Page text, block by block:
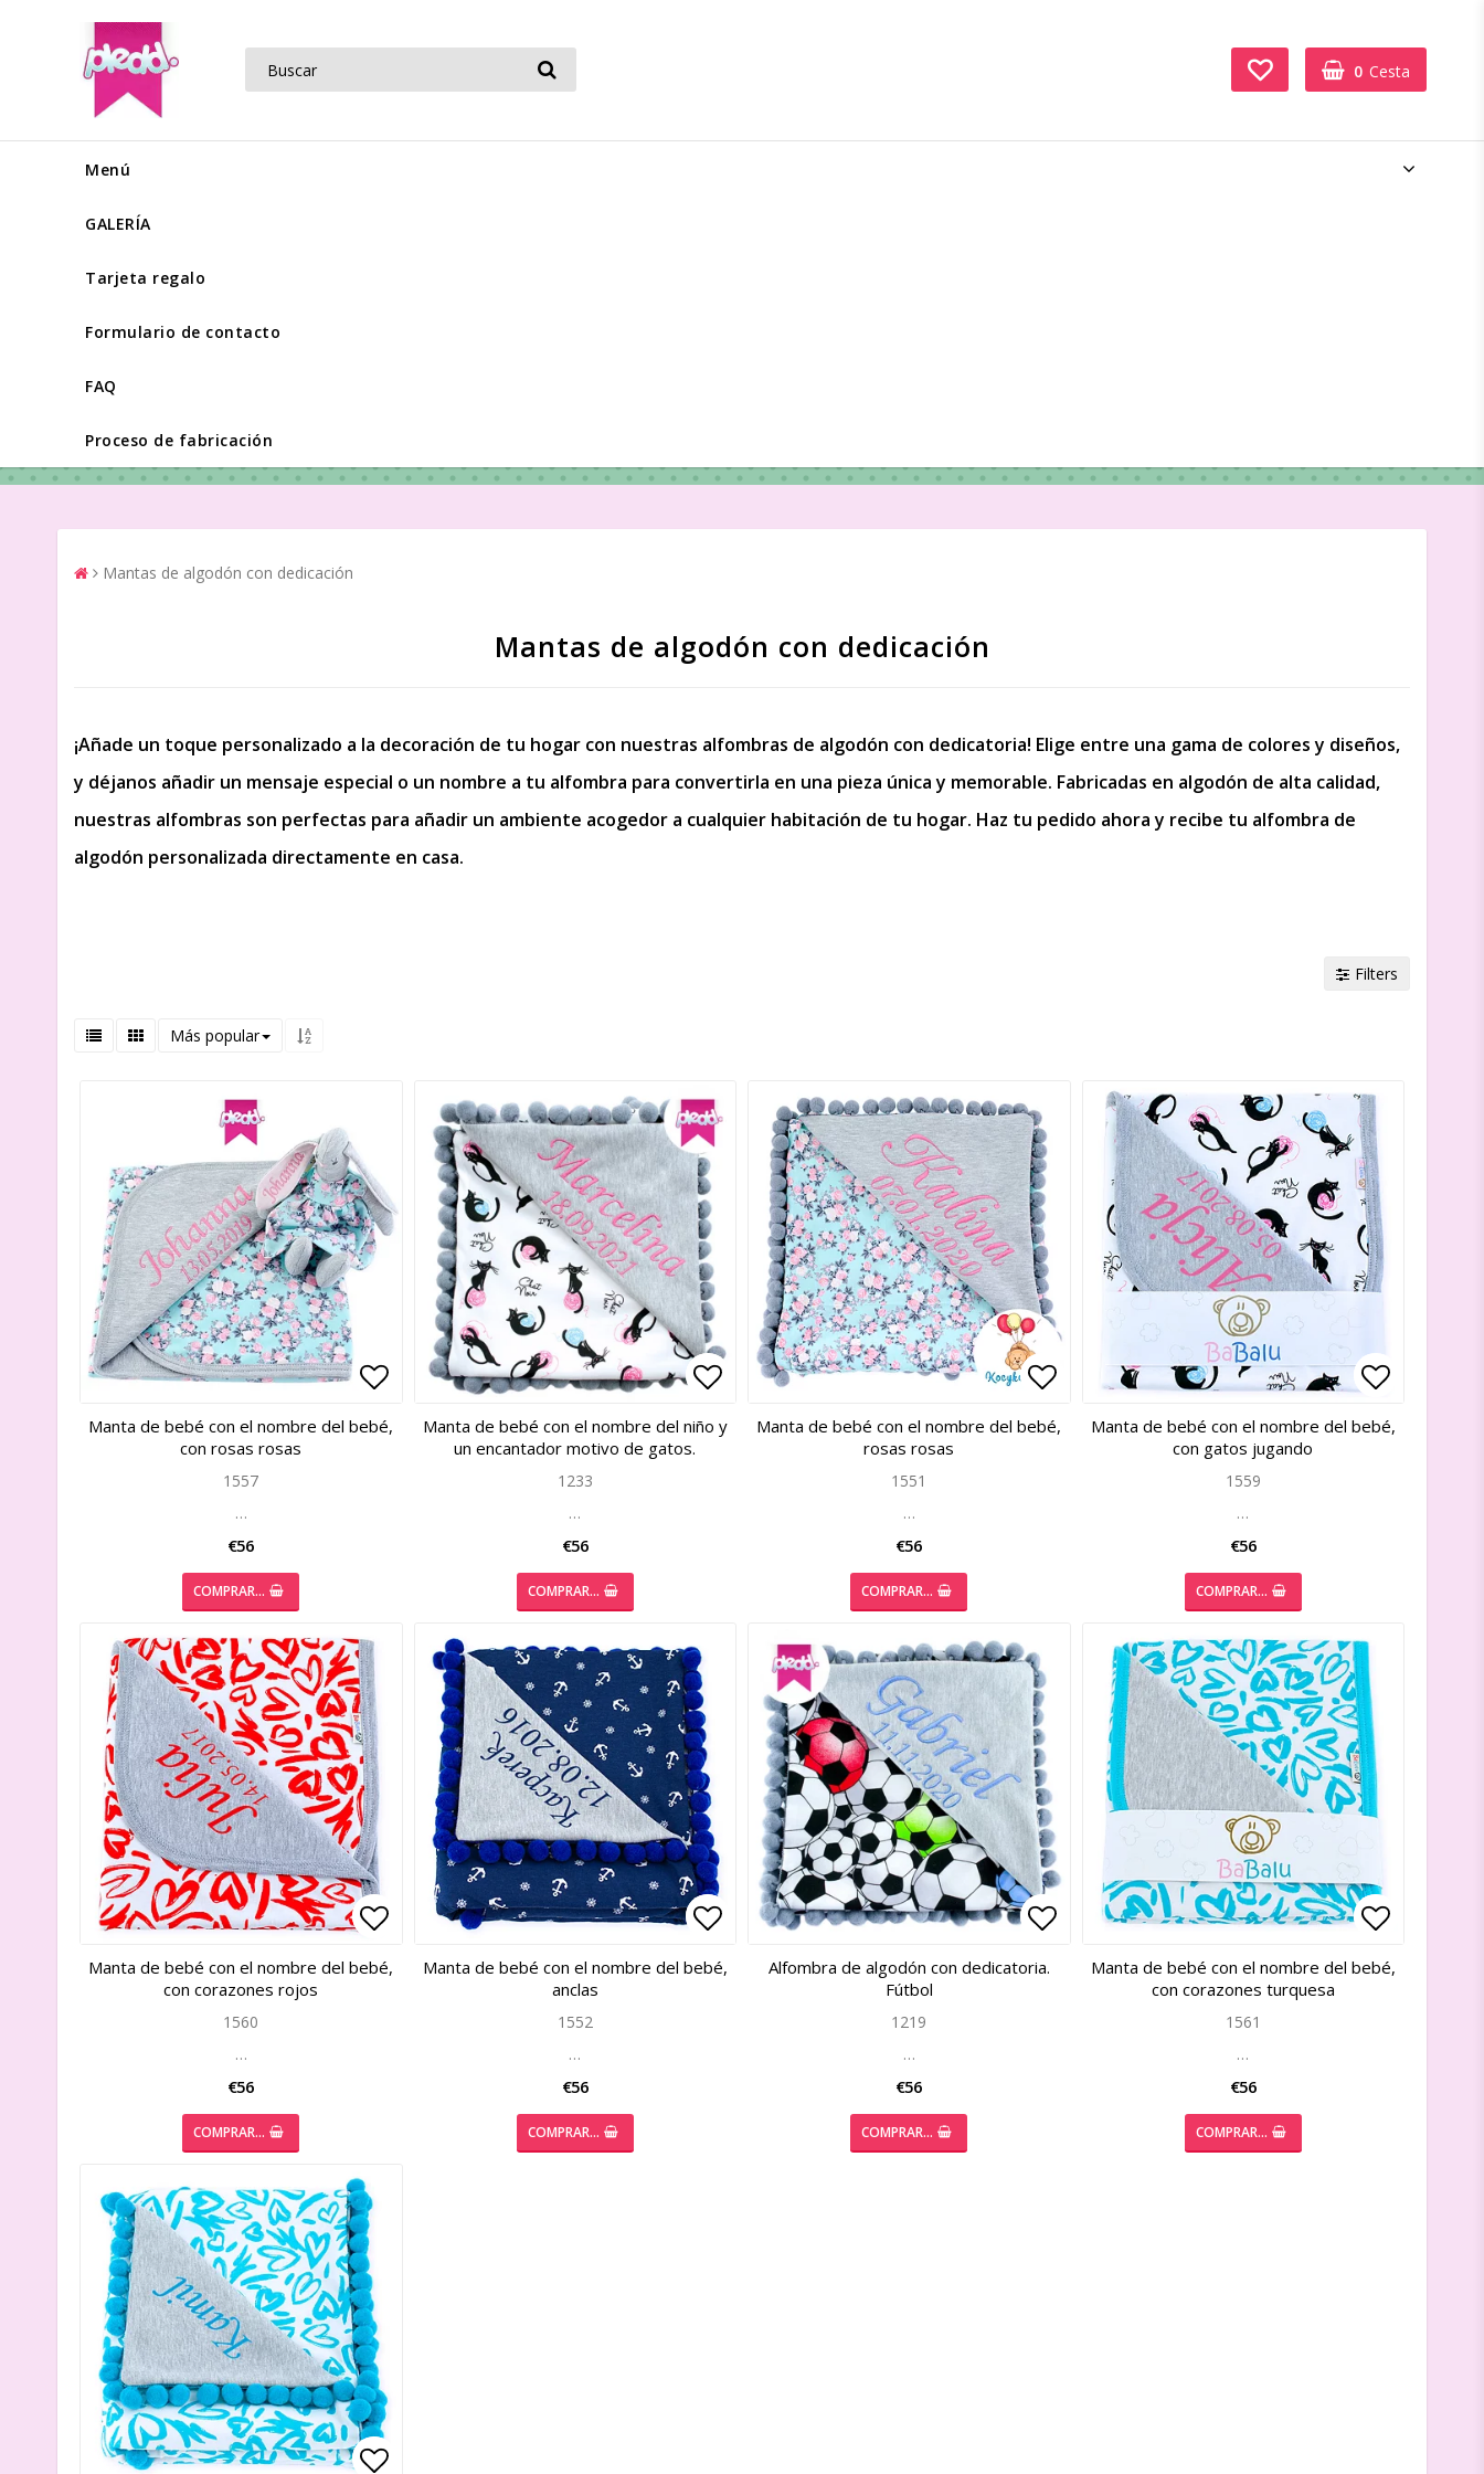
0 Cesta
Menú
GALERÍA
Tarjeta regalo
Formulario de contacto
FAQ
Proceso de fabricación
Mantas de algodón con dedicación
Mantas de algodón con dedicación
¡Añade un toque personalizado a la decoración de tu hogar con nuestras alfombras de algodón con dedicatoria! Elige entre una gama de colores y diseños,
y déjanos añadir un mensaje especial o un nombre a tu alfombra para convertirla en una pieza única y memorable. Fabricadas en algodón de alta calidad,
nuestras alfombras son perfectas para añadir un ambiente acogedor a cualquier habitación de tu hogar. Haz tu pedido ahora y recibe tu alfombra de
algodón personalizada directamente en casa.
Filters
Más popular
Add to list of favorites
Add to list of favorites
Manta de bebé con el nombre del bebé,
con rosas rosas
1557
…
€56
COMPRAR…
Add to list of favorites
Add to list of favorites
Manta de bebé con el nombre del niño y
un encantador motivo de gatos.
1233
…
€56
COMPRAR…
Add to list of favorites
Add to list of favorites
Manta de bebé con el nombre del bebé,
rosas rosas
1551
…
€56
COMPRAR…
Add to
Add to
Manta de bebé con el nombre del bebé,
con gatos jugando
1559
…
€56
COMPRAR…
Add to list of favorites
Add to list of favorites
Manta de bebé con el nombre del bebé,
con corazones rojos
1560
…
€56
COMPRAR…
Add to list of favorites
Add to list of favorites
Manta de bebé con el nombre del bebé,
anclas
1552
…
€56
COMPRAR…
Add to list of favorites
Add to list of favorites
Alfombra de algodón con dedicatoria.
Fútbol
1219
…
€56
COMPRAR…
Add to
Add to
Manta de bebé con el nombre del bebé,
con corazones turquesa
1561
…
€56
COMPRAR…